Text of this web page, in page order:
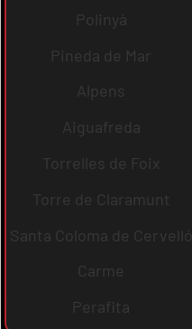
Polinyà
Pineda de Mar
Alpens
Aiguafreda
Torrelles de Foix
Torre de Claramunt
Santa Coloma de Cervelló
Carme
Perafita